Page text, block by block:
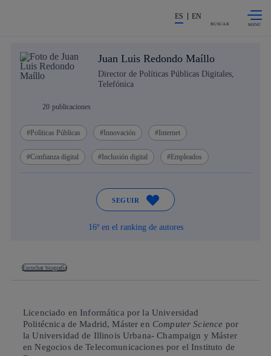
La acción en accionistas e
ES EN
BUSCAR
Juan Luis Redondo Maíllo
Director de Políticas Públicas Digitales,
Telefónica
20 publicaciones
Políticas Públicas Innovación Internet
Confianza digital Inclusión digital Empleados
SEGUIR
16º en el ranking de autores
Escuchar biografía
Licenciado en Informática por la Universidad
Politécnica de Madrid, Máster en Computer Science por
la Universidad de Illinois Urbana- Champaign y Máster
en Negocios de Telecomunicaciones por el Instituto de